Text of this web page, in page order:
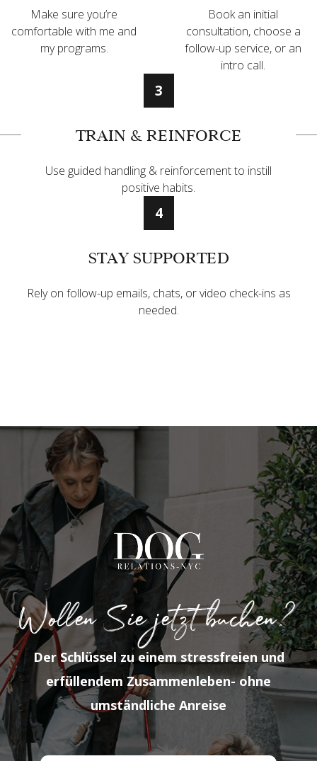
Make sure you’re
comfortable with me and
my programs.
Book an initial
consultation, choose a
follow-up service, or an
intro call.
3
TRAIN & REINFORCE
Use guided handling & reinforcement to instill
positive habits.
4
STAY SUPPORTED
Rely on follow-up emails, chats, or video check-ins as
needed.
Wollen Sie jetzt buchen?
Der Schlüssel zu einem stressfreien und
erfüllendem Zusammenleben- ohne
umständliche Anreise